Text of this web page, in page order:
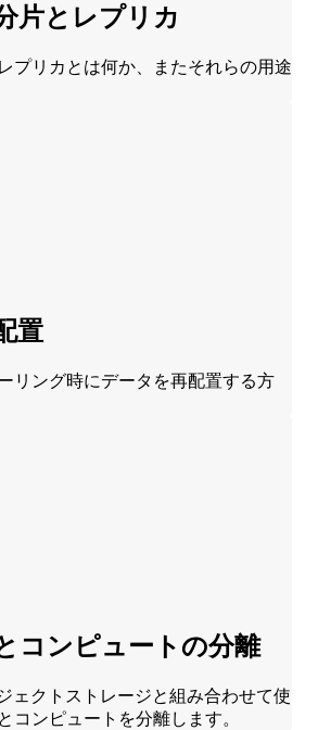
片とレプリカ
プリカとは何か、またそれらの用途
置
リング時にデータを再配置する方
コンピュートの分離
ェクトストレージと組み合わせて使
コンピュートを分離します。